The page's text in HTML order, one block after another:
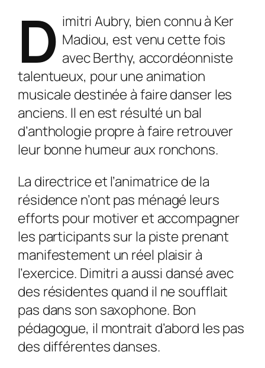
D imitri Aubry, bien connu à Ker
Madiou, est venu cette fois
avec Berthy, accordéonniste
talentueux, pour une animation
musicale destinée à faire danser les
anciens. Il en est résulté un bal
d’anthologie propre à faire retrouver
leur bonne humeur aux ronchons.
La directrice et l’animatrice de la
résidence n’ont pas ménagé leurs
efforts pour motiver et accompagner
les participants sur la piste prenant
manifestement un réel plaisir à
l’exercice. Dimitri a aussi dansé avec
des résidentes quand il ne soufflait
pas dans son saxophone. Bon
pédagogue, il montrait d’abord les pas
des différentes danses.